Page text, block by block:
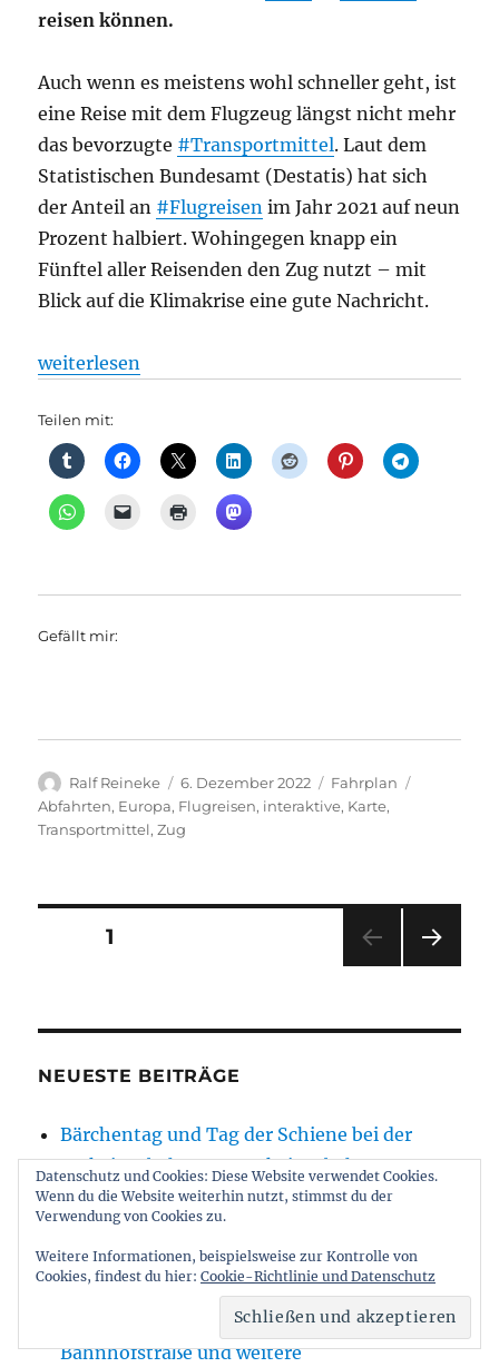
reisen können.
Auch wenn es meistens wohl schneller geht, ist
eine Reise mit dem Flugzeug längst nicht mehr
das bevorzugte #Transportmittel. Laut dem
Statistischen Bundesamt (Destatis) hat sich
der Anteil an #Flugreisen im Jahr 2021 auf neun
Prozent halbiert. Wohingegen knapp ein
Fünftel aller Reisenden den Zug nutzt – mit
Blick auf die Klimakrise eine gute Nachricht.
„Fahrplan: Deutsche Bahn: Diese Karte zeigt, wie
weiterlesen
Teilen mit:
Gefällt mir:
Autor
Ralf Reineke
Veröffentlicht
am
6. Dezember 2022 Kategorien
Fahrplan
Abfahrten, Europa, Flugreisen, interaktive, Karte,
Transportmittel,Zug
Seitennummerierung
Beiträge
SEITE1
E
NEUESTE BEITRÄGE
Bärchentag und Tag der Schiene bei der
Parkeisenbahn, aus Parkeisenbahn
Sanierung der U6 auf der Zielgeraden – das
Eröffnungsdatum steht, aus BVG
Rückbau der Brücken am Breitenbachplatz
verzögert sich, aus Senat
Umbau Bahnhof Köpenick – Sperrung der
Bahnhofstraße und weitere
Datenschutz und Cookies: Diese Website verwendet Cookies.
Wenn du die Website weiterhin nutzt, stimmst du der
Verwendung von Cookies zu.
Weitere Informationen, beispielsweise zur Kontrolle von
Cookies, findest du hier: Cookie-Richtlinie und Datenschutz